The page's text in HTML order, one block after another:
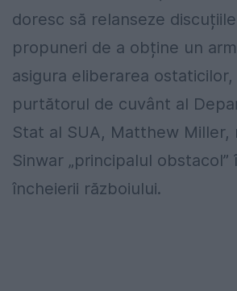
doresc să relanseze
propuneri de a obține un
asigura eliberarea
purtătorul de cuvânt al
Stat al SUA, Matthew Miller,
Sinwar „principalul obstacol”
încheierii războiului.